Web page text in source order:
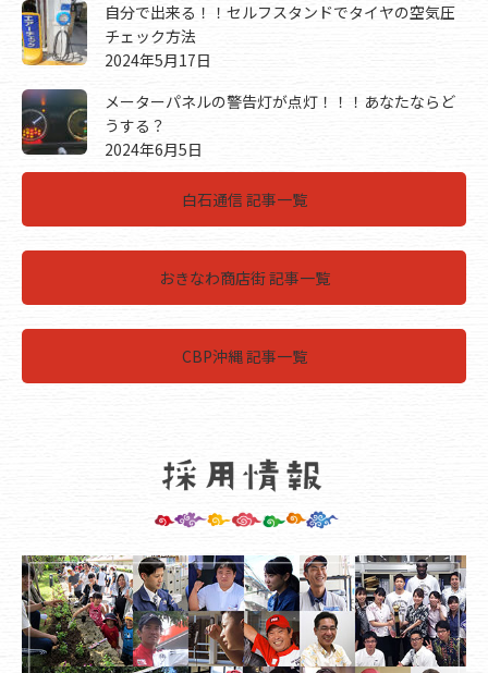
自分で出来る！！セルフスタンドでタイヤの空気圧
チェック方法
2024年5月17日
メーターパネルの警告灯が点灯！！！あなたならど
うする？
2024年6月5日
白石通信 記事一覧
おきなわ商店街 記事一覧
CBP沖縄 記事一覧